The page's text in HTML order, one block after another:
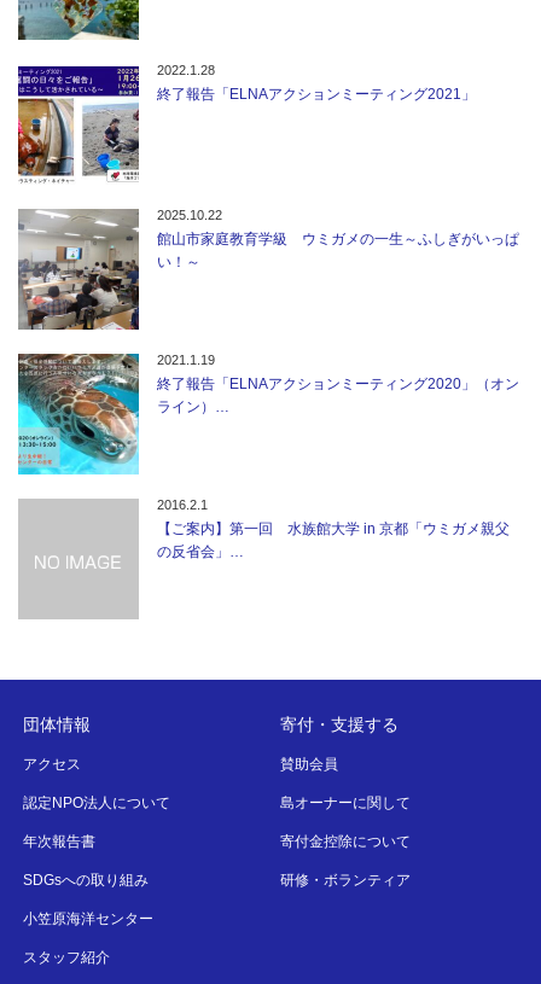
2022.1.28
終了報告「ELNAアクションミーティング2021」
2025.10.22
館山市家庭教育学級 ウミガメの一生～ふしぎがいっぱ
い！～
2021.1.19
終了報告「ELNAアクションミーティング2020」（オン
ライン）…
2016.2.1
【ご案内】第一回 水族館大学 in 京都「ウミガメ親父
の反省会」…
団体情報
アクセス
認定NPO法人について
年次報告書
SDGsへの取り組み
小笠原海洋センター
スタッフ紹介
寄付・支援する
賛助会員
島オーナーに関して
寄付金控除について
研修・ボランティア